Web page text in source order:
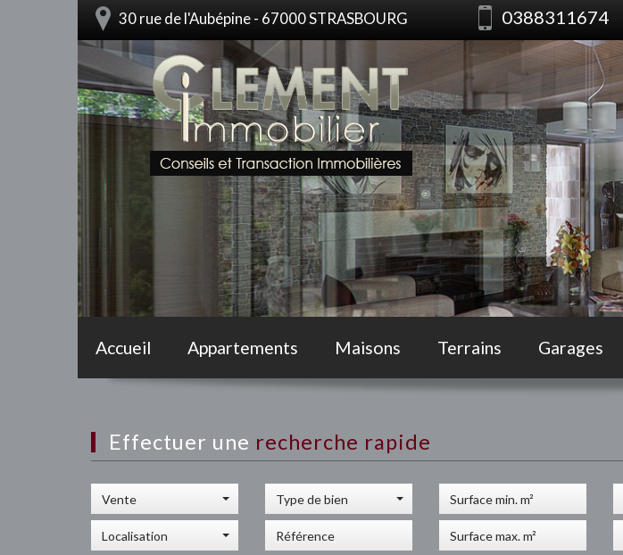
30 rue de l'Aubépine - 67000 STRASBOURG 0388311674
Accueil Appartements Maisons Terrains Garages
effectuer une recherche rapide
Vente
Localisation
Type de bien